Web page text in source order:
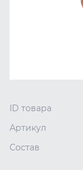
ID товара
Артикул
Состав